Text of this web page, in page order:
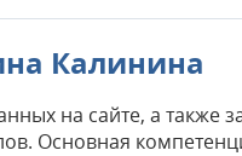
Калинина
на сайте, а также
Основная